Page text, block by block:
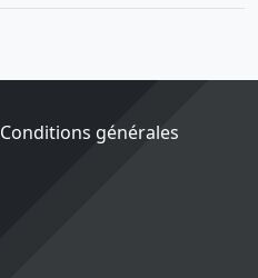
Conditions générales